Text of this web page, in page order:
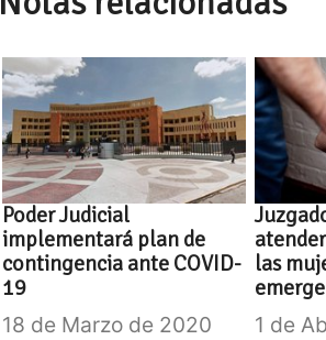
Poder Judicial
implementará plan de
contingencia ante COVID-
19
18 de Marzo de 2020
las
1 de